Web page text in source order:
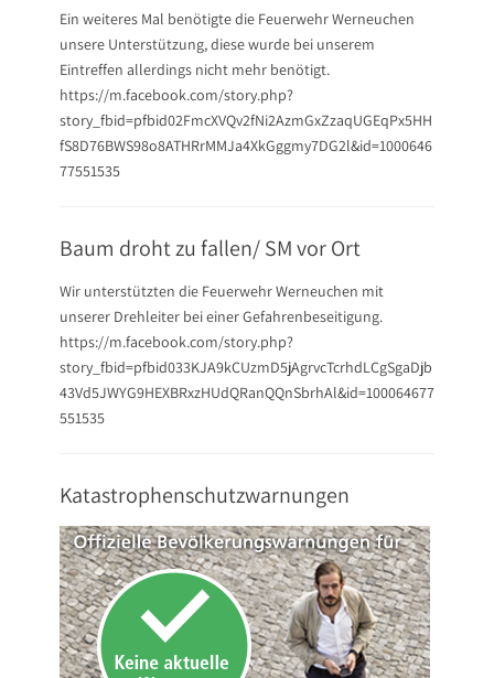
Ein weiteres Mal benötigte die Feuerwehr Werneuchen
unsere Unterstützung, diese wurde bei unserem
Eintreffen allerdings nicht mehr benötigt.
https://m.facebook.com/story.php?
story_fbid=pfbid02FmcXVQv2fNi2AzmGxZzaqUGEqPx5HH
fS8D76BWS98o8ATHRrMMJa4XkGggmy7DG2l&id=1000646
77551535
Baum droht zu fallen/ SM vor Ort
Wir unterstützten die Feuerwehr Werneuchen mit
unserer Drehleiter bei einer Gefahrenbeseitigung.
https://m.facebook.com/story.php?
story_fbid=pfbid033KJA9kCUzmD5jAgrvcTcrhdLCgSgaDjb
43Vd5JWYG9HEXBRxzHUdQRanQQnSbrhAl&id=100064677
551535
Katastrophenschutzwarnungen